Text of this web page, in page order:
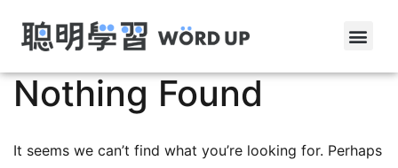
Nothing Found
It seems we can’t find what you’re looking for. Perhaps